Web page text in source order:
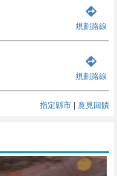
規劃路線
規劃路線
指定縣市 | 意見回饋